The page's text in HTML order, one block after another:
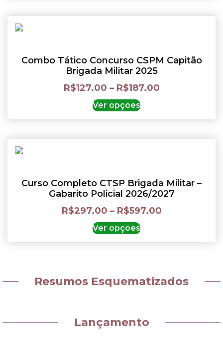
Combo Tático Concurso CSPM Capitão
Brigada Militar 2025
R$127.00 – R$187.00
Ver opções
Curso Completo CTSP Brigada Militar –
Gabarito Policial 2026/2027
R$297.00 – R$597.00
Ver opções
Resumos Esquematizados
Lançamento